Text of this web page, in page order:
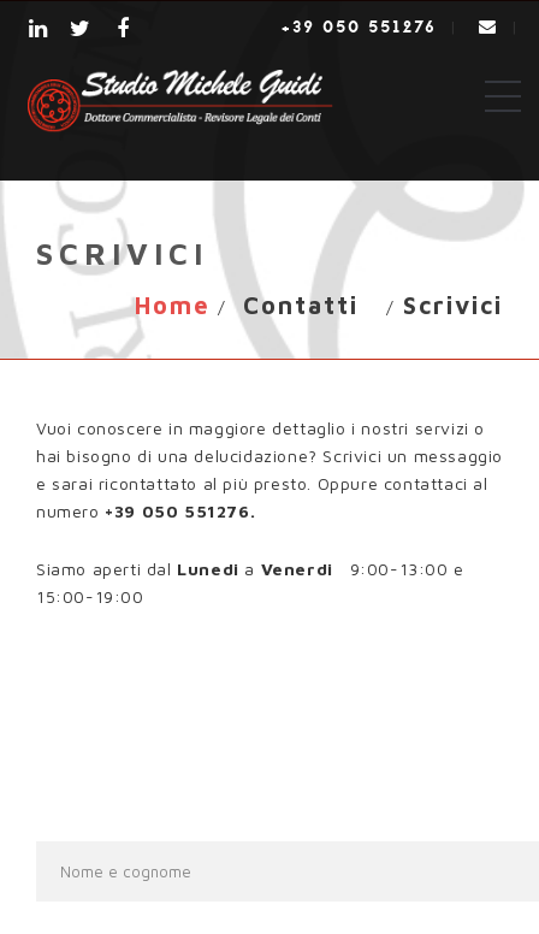
+39 050 551276 | |
SCRIVICI
Home / Contatti / Scrivici
Vuoi conoscere in maggiore dettaglio i nostri servizi o
hai bisogno di una delucidazione? Scrivici un messaggio
e sarai ricontattato al più presto. Oppure contattaci al
numero +39 050 551276.
Siamo aperti dal Lunedi a Venerdi
9:00-13:00 e
15:00-19:00